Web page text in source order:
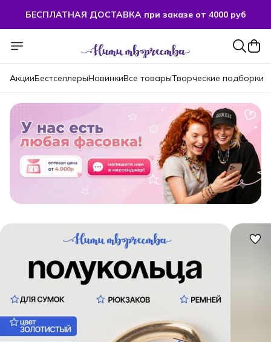
БЕСПЛАТНАЯ ДОСТАВКА при заказе от 4000 руб
БЕСПЛАТНАЯ ДОСТАВКА при заказе от 4000 руб
АкцииБестселлерыНовинкиВсе товарыТворческие подборки